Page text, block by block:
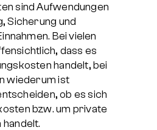
sind Aufwendungen
Sicherung und
Bei vielen
dass es
handelt, bei
wiederum ist
ob es sich
bzw. um private